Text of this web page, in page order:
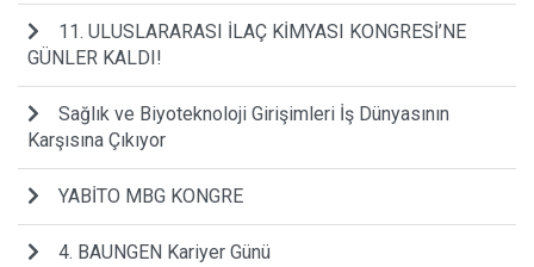
11. ULUSLARARASI İLAÇ KİMYASI KONGRESİ’NE
GÜNLER KALDI!
Sağlık ve Biyoteknoloji Girişimleri İş Dünyasının
Karşısına Çıkıyor
YABİTO MBG KONGRE
4. BAUNGEN Kariyer Günü